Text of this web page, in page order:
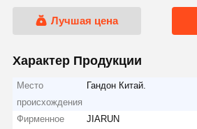
Лучшая цена
Характер Продукции
Место
происхождения
Гандон Китай.
Фирменное
JIARUN